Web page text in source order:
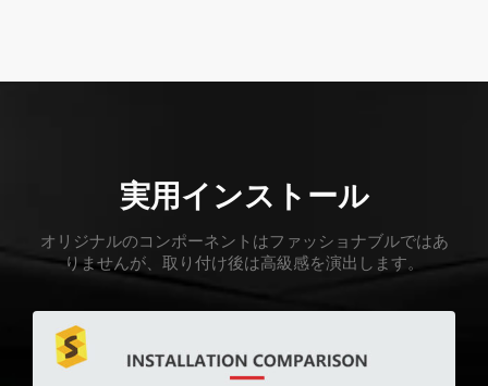
実用インストール
オリジナルのコンポーネントはファッショナブルではあ
りませんが、取り付け後は高級感を演出します。